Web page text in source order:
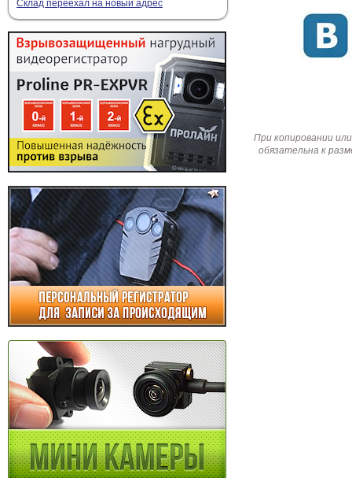
Склад переехал на новый адрес
При копировании
обязательна к